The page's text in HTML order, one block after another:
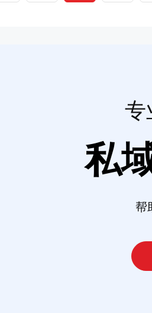
专
私
帮